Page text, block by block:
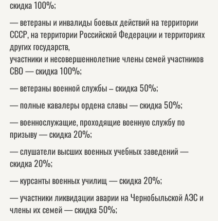
скидка 100%;
— ветераны и инвалиды боевых действий на территории
СССР, на территории Российской Федерации и территориях
других государств,
участники и несовершеннолетние члены семей участников
СВО — скидка 100%;
— ветераны военной службы – скидка 50%;
— полные кавалеры ордена славы — скидка 50%;
— военнослужащие, проходящие военную службу по
призыву — скидка 20%;
— слушатели высших военных учебных заведений —
скидка 20%;
— курсанты военных училищ — скидка 20%;
— участники ликвидации аварии на Чернобыльской АЭС и
члены их семей — скидка 50%;